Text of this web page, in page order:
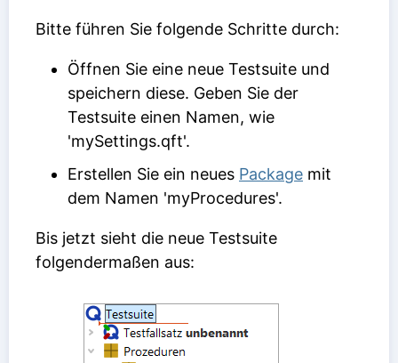
Bitte führen Sie folgende Schritte durch:
Öffnen Sie eine neue Testsuite und
speichern diese. Geben Sie der
Testsuite einen Namen, wie
'mySettings.qft'.
Erstellen Sie ein neues Package mit
dem Namen 'myProcedures'.
Bis jetzt sieht die neue Testsuite
folgendermaßen aus: